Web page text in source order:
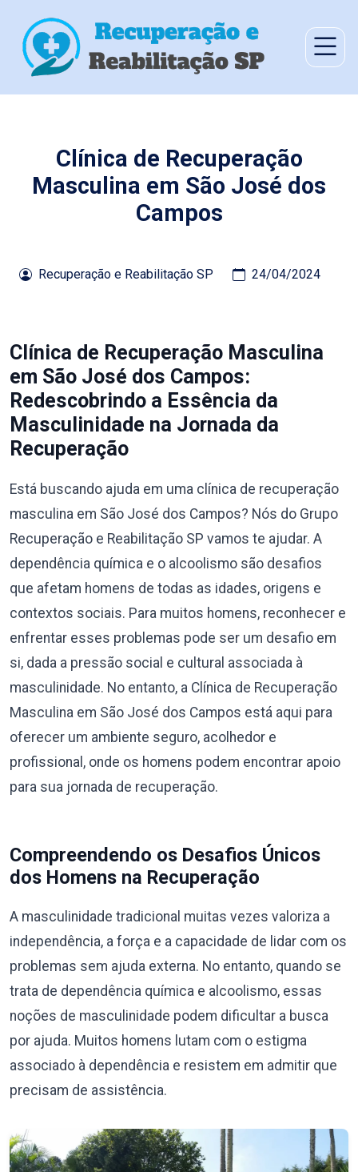
Clínica de Recuperação
Masculina em São José dos
Campos
Recuperação e Reabilitação SP 24/04/2024
Clínica de Recuperação Masculina
em São José dos Campos:
Redescobrindo a Essência da
Masculinidade na Jornada da
Recuperação
Está buscando ajuda em uma clínica de recuperação
masculina em São José dos Campos? Nós do Grupo
Recuperação e Reabilitação SP vamos te ajudar. A
dependência química e o alcoolismo são desafios
que afetam homens de todas as idades, origens e
contextos sociais. Para muitos homens, reconhecer e
enfrentar esses problemas pode ser um desafio em
si, dada a pressão social e cultural associada à
masculinidade. No entanto, a Clínica de Recuperação
Masculina em São José dos Campos está aqui para
oferecer um ambiente seguro, acolhedor e
profissional, onde os homens podem encontrar apoio
para sua jornada de recuperação.
Compreendendo os Desafios Únicos
dos Homens na Recuperação
A masculinidade tradicional muitas vezes valoriza a
independência, a força e a capacidade de lidar com os
problemas sem ajuda externa. No entanto, quando se
trata de dependência química e alcoolismo, essas
noções de masculinidade podem dificultar a busca
por ajuda. Muitos homens lutam com o estigma
associado à dependência e resistem em admitir que
precisam de assistência.